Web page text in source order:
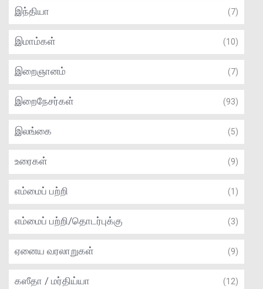
இந்தியா (7)
இமாம்கள் (10)
இறைஞானம் (7)
இறைநேசர்கள் (93)
இலங்கை (5)
உரைகள் (9)
எம்மைப் பற்றி (1)
எம்மைப் பற்றி/தொடர்புக்கு (3)
ஏனைய வரலாறுகள் (9)
கஸீதா / மர்திய்யா (12)